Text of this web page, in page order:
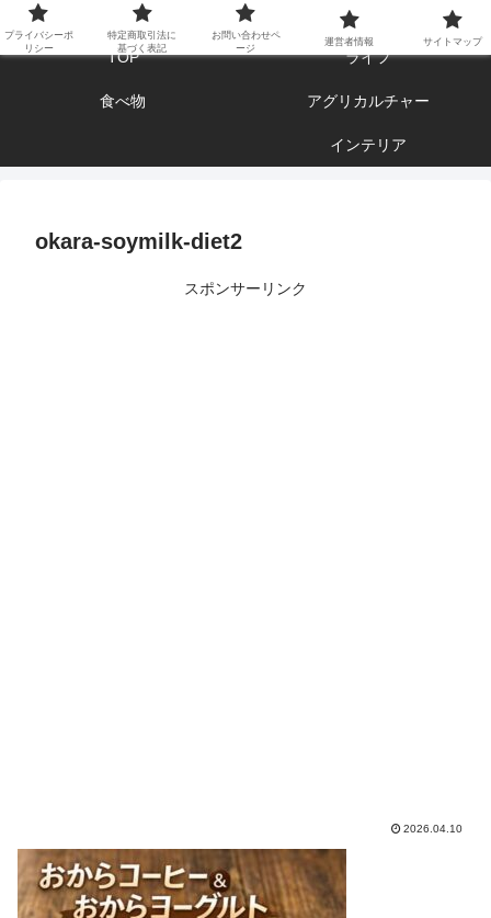
エンジョイ ブログライフ
TOP ライフ
食べ物 アグリカルチャー
インテリア
okara-soymilk-diet2
スポンサーリンク
2026.04.10
プライバシーポ
リシー
特定商取引法に
基づく表記
お問い合わせペ
ージ
運営者情報 サイトマップ